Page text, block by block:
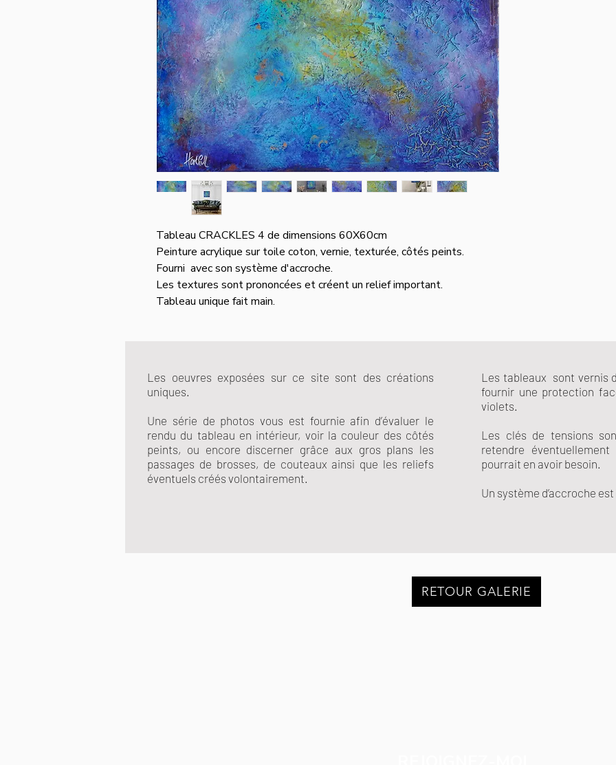
Tableau CRACKLES 4 de dimensions 60X60cm
Peinture acrylique sur toile coton, vernie, texturée, côtés peints.
Fourni avec son système d'accroche.
Les textures sont prononcées et créent un relief important.
Tableau unique fait main.
Les oeuvres exposées sur ce site sont des créations
uniques.
Une série de photos vous est fournie afin d’évaluer le
rendu du tableau en intérieur, voir la couleur des côtés
peints, ou encore discerner grâce aux gros plans les
passages de brosses, de couteaux ainsi que les reliefs
éventuels créés volontairement.
Les tableaux sont vernis
fournir une protection
violets.
Les clés de tensions
retendre
pourrait en avoir besoin.
Un système d’accroche
RETOUR GALERIE